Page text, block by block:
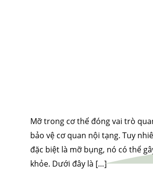
Mỡ trong cơ thể đóng vai trò
bảo vệ cơ quan nội tạng. Tuy
đặc biệt là mỡ bụng, nó có thể
khỏe. Dưới đây là […]